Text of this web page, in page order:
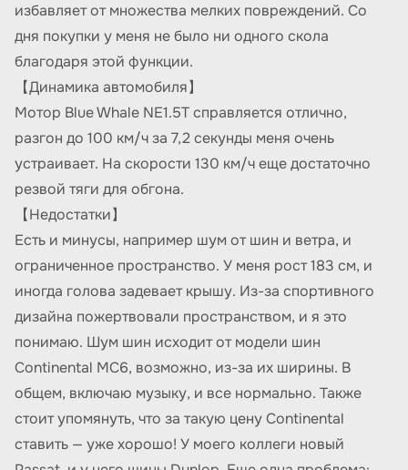
избавляет от множества мелких повреждений. Со
дня покупки у меня не было ни одного скола
благодаря этой функции.
【Динамика автомобиля】
Мотор Blue Whale NE1.5T справляется отлично,
разгон до 100 км/ч за 7,2 секунды меня очень
устраивает. На скорости 130 км/ч еще достаточно
резвой тяги для обгона.
【Недостатки】
Есть и минусы, например шум от шин и ветра, и
ограниченное пространство. У меня рост 183 см, и
иногда голова задевает крышу. Из-за спортивного
дизайна пожертвовали пространством, и я это
понимаю. Шум шин исходит от модели шин
Continental MC6, возможно, из-за их ширины. В
общем, включаю музыку, и все нормально. Также
стоит упомянуть, что за такую цену Continental
ставить — уже хорошо! У моего коллеги новый